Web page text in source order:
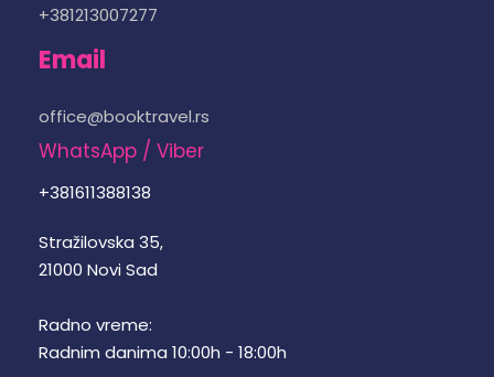
+381213007277
Email
office@booktravel.rs
WhatsApp / Viber
+381611388138
Stražilovska 35,
21000 Novi Sad
Radno vreme:
Radnim danima 10:00h - 18:00h